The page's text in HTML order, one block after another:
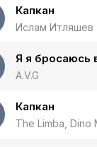
Капкан
Ислам Итляшев
Я я бросаюсь
A.V.G
Капкан
The Limba, Dino